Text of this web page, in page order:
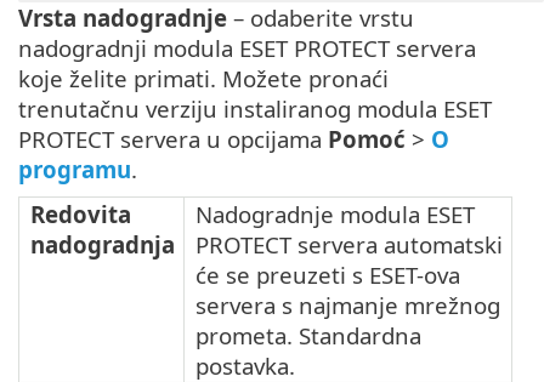
Vrsta nadogradnje – odaberite vrstu
nadogradnji modula ESET PROTECT servera
koje želite primati. Možete pronaći
trenutačnu verziju instaliranog modula ESET
PROTECT servera u opcijama Pomoć > O
programu.
Redovita
nadogradnja
Nadogradnje modula ESET
PROTECT servera automatski
će se preuzeti s ESET-ova
servera s najmanje mrežnog
prometa. Standardna
postavka.